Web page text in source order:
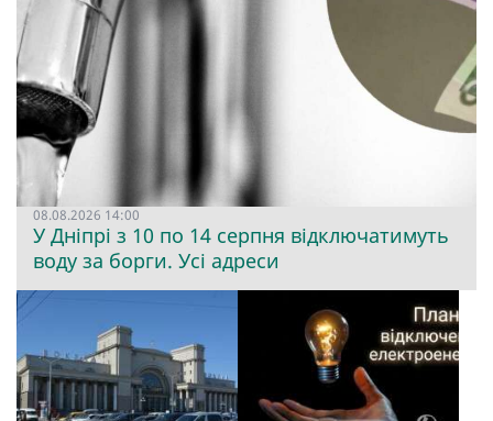
08.08.2026 14:00
У Дніпрі з 10 по 14 серпня відключатимуть
воду за борги. Усі адреси